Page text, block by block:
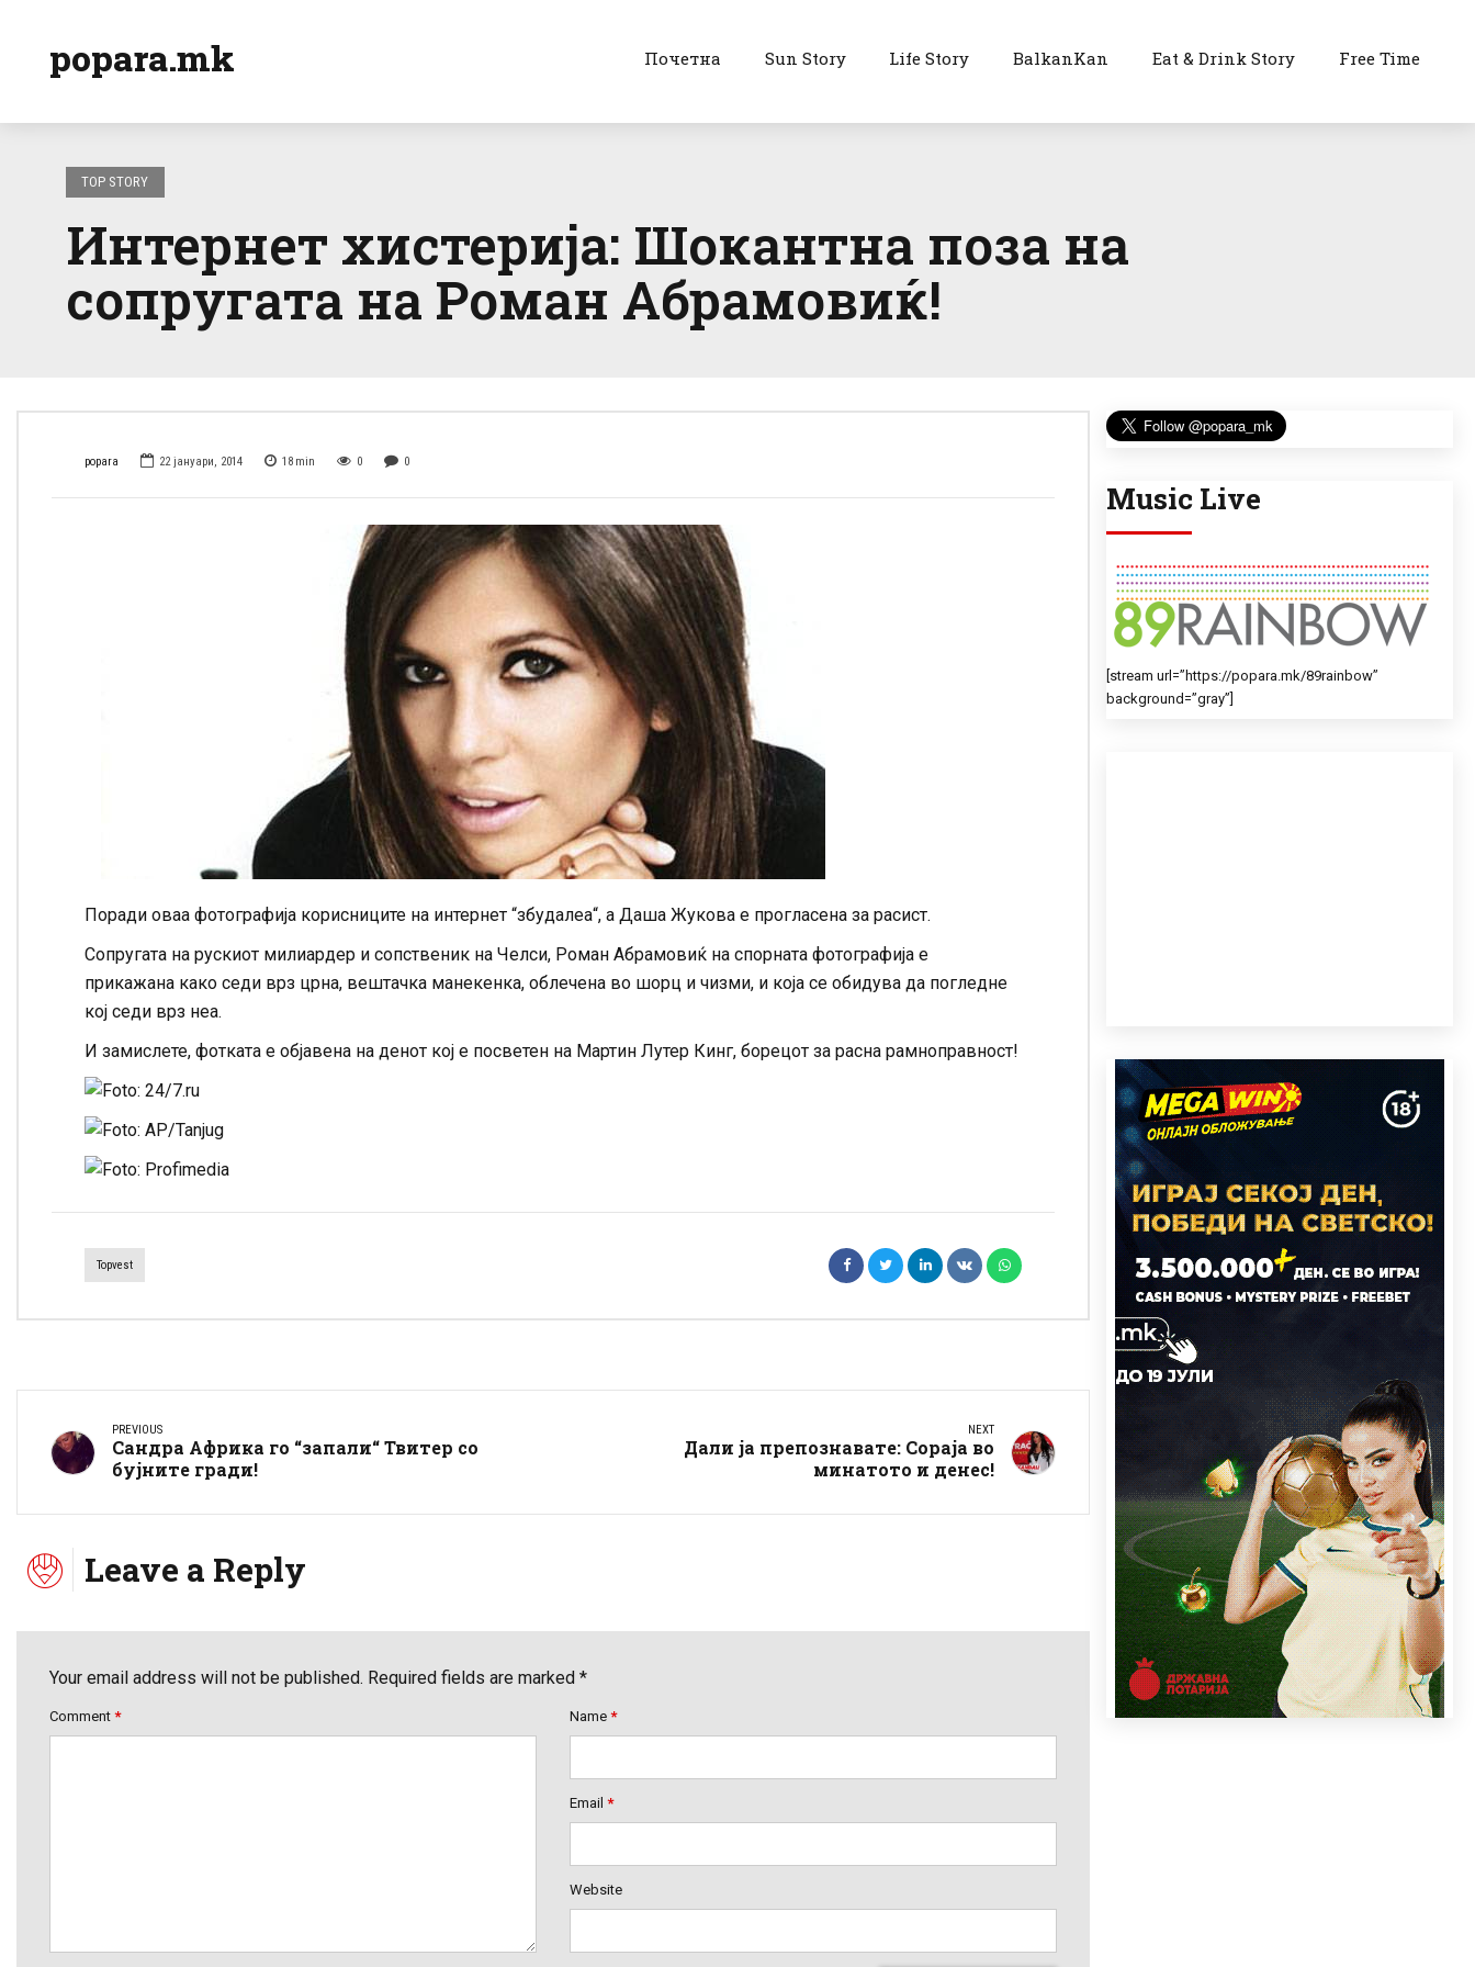
popara.mk Почетна Sun Story Life Story BalkanKan Eat & Drink Story Free Time
TOP STORY
Интернет хистерија: Шокантна поза на
сопругата на Роман Абрамовиќ!
popara 22 јануари, 2014 18 min 0 0
Поради оваа фотографија корисниците на интернет “збудалеа“, а Даша Жукова е прогласена за расист.
Сопругата на рускиот милиардер и сопственик на Челси, Роман Абрамовиќ на спорната фотографија е
прикажана како седи врз црна, вештачка манекенка, облечена во шорц и чизми, и која се обидува да погледне
кој седи врз неа.
И замислете, фотката е објавена на денот кој е посветен на Мартин Лутер Кинг, борецот за расна рамноправност!
Topvest
PREVIOUS
Сандра Африка го “запали“ Твитер со
бујните гради!
NEXT
Дали ја препознавате: Сораја во
минатото и денес!
Leave a Reply
Your email address will not be published. Required fields are marked *
Comment * Name *
Email *
Website
Music Live
[stream url=”https://popara.mk/89rainbow”
background=”gray”]